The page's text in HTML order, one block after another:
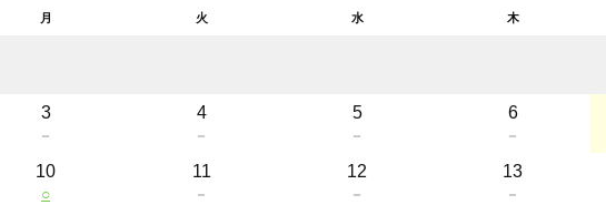
月 火 水 木
3
－
4
－
5
－
6
－
10
○
11
－
12
－
13
－